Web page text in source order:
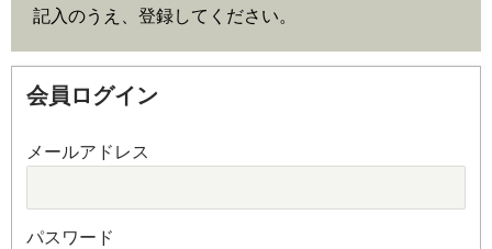
記入のうえ、登録してください。
会員ログイン
メールアドレス
パスワード